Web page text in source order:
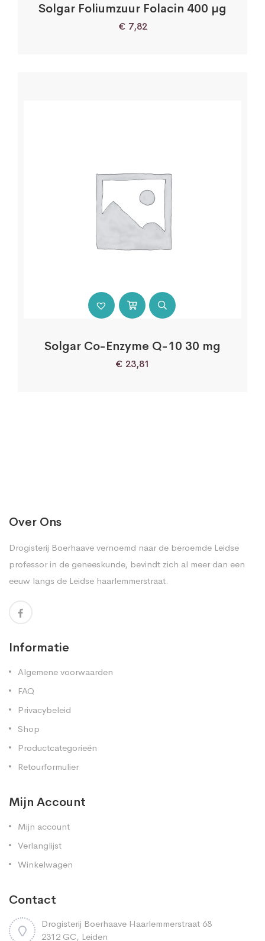
Solgar Foliumzuur Folacin 400 µg
€ 7,82
Solgar Co-Enzyme Q-10 30 mg
€ 23,81
Over Ons
Drogisterij Boerhaave vernoemd naar de beroemde Leidse
professor in de geneeskunde, bevindt zich al meer dan een
eeuw langs de Leidse haarlemmerstraat.
Informatie
Algemene voorwaarden
FAQ
Privacybeleid
Shop
Productcategorieën
Retourformulier
Mijn Account
Mijn account
Verlanglijst
Winkelwagen
Contact
Drogisterij Boerhaave Haarlemmerstraat 68
2312 GC, Leiden